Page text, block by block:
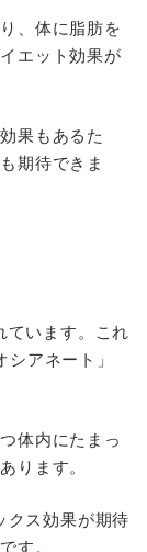
、体に脂肪を
エット効果が
果もあるた
期待できま
ています。これ
アネート」
体内にたまっ
ります。
クス効果が期待
す。